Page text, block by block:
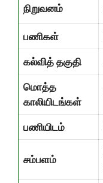
நிறுவனம்
பணிகள்
கல்வித் தகுதி
மொத்த
காலியிடங்கள்
பணியிடம்
சம்பளம்